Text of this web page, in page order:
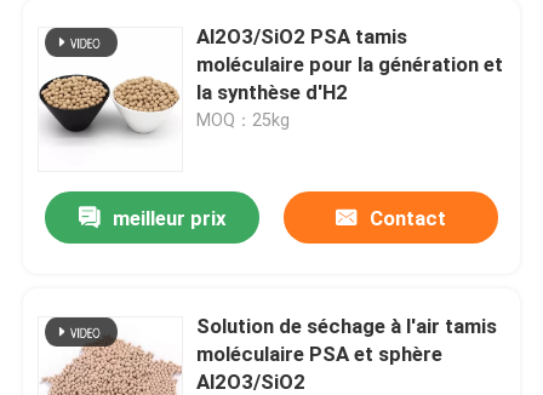
Al2O3/SiO2 PSA tamis
moléculaire pour la génération et
la synthèse d'H2
MOQ：25kg
meilleur prix Contact
Solution de séchage à l'air tamis
moléculaire PSA et sphère
Al2O3/SiO2